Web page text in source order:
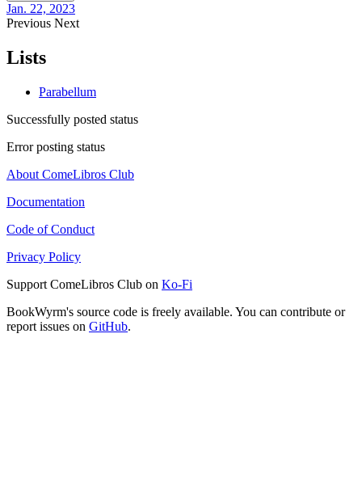
Jan. 22, 2023
Previous Next
Lists
Parabellum
Successfully posted status
Error posting status
About ComeLibros Club
Documentation
Code of Conduct
Privacy Policy
Support ComeLibros Club on Ko-Fi
BookWyrm's source code is freely available. You can contribute or
report issues on GitHub.